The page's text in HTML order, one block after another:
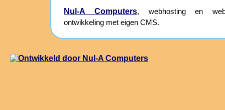
Nul-A Computers, webhosting en
ontwikkeling met eigen CMS.